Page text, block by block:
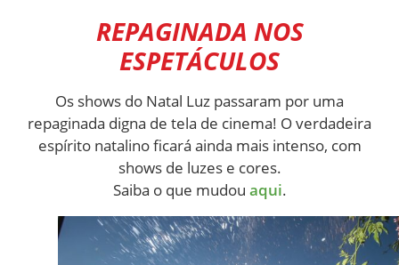
REPAGINADA NOS
ESPETÁCULOS
Os shows do Natal Luz passaram por uma
repaginada digna de tela de cinema! O verdadeira
espírito natalino ficará ainda mais intenso, com
shows de luzes e cores.
Saiba o que mudou aqui.